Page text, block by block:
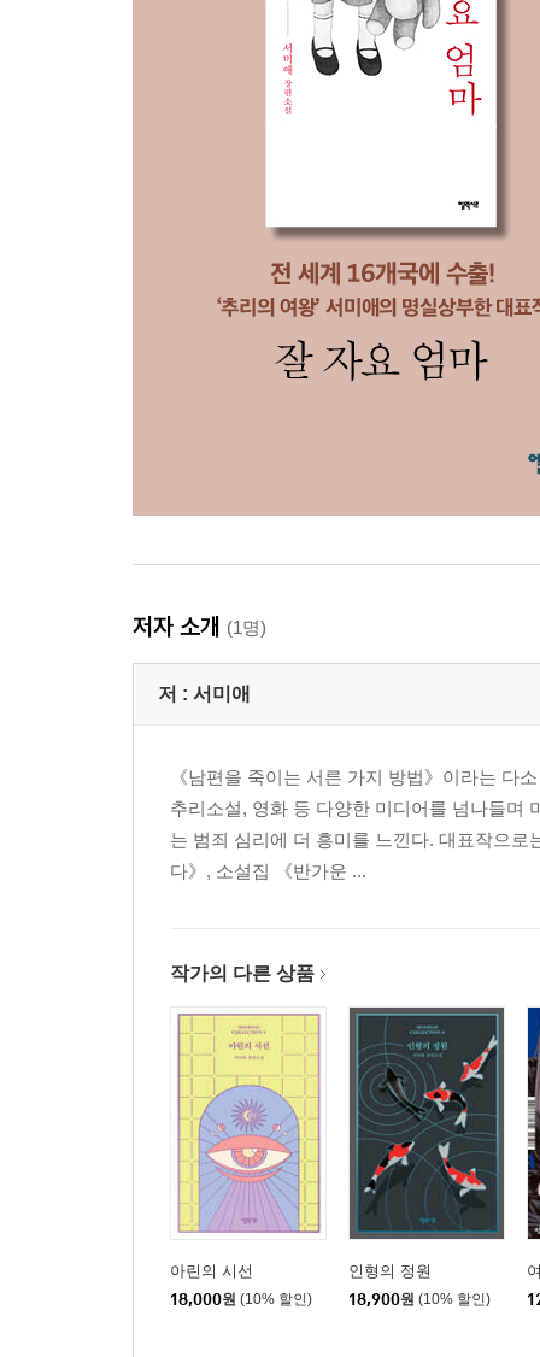
저자 소개 (1명)
저 : 서미애
《남편을 죽이는 서른 가지 방법》이라는 다
추리소설, 영화 등 다양한 미디어를 넘나들며
는 범죄 심리에 더 흥미를 느낀다. 대표작으
다》, 소설집 《반가운 ...
작가의 다른 상품
아린의 시선
18,000원 (10% 할인)
인형의 정원
18,900원 (10% 할인)